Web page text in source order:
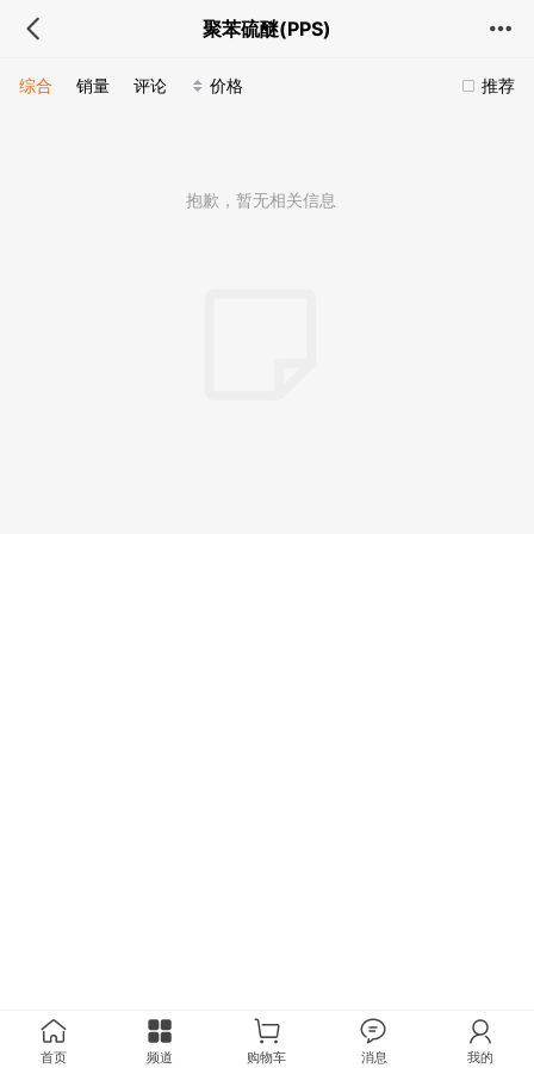
聚苯硫醚(PPS)
推荐
综合 销量 评论 价格
抱歉，暂无相关信息
首页 频道 购物车 消息 我的